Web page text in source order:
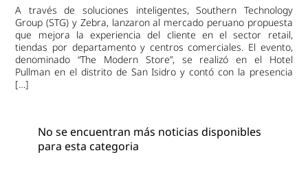
A través de soluciones inteligentes, Southern Technology
Group (STG) y Zebra, lanzaron al mercado peruano propuesta
que mejora la experiencia del cliente en el sector retail,
tiendas por departamento y centros comerciales. El evento,
denominado “The Modern Store”, se realizó en el Hotel
Pullman en el distrito de San Isidro y contó con la presencia
[…]
No se encuentran más noticias disponibles
para esta categoria